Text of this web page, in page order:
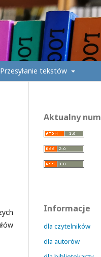
Przesyłanie tekstów
Aktualny
Informacje
dla czytelników
dla autorów